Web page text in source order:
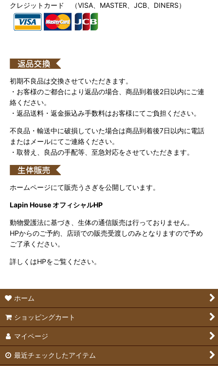
クレジットカード （VISA、MASTER、JCB、DINERS）
初期不良品は交換させていただきます。
・お客様のご都合により返品の場合、商品到着後2日以内にご連
絡ください。
・返品送料・返金振込み手数料はお客様にてご負担ください。
不良品・輸送中に破損していた場合は商品到着後7日以内に電話
またはメールにてご連絡ください。
・取替え、良品の手配等、至急対応をさせていただきます。
ホームページにて販売うさぎを公開しています。
Lapin House オフィシャルHP
動物愛護法に基づき、生体の通信販売は行っておりません。
HPからのご予約、店頭での販売受渡しのみとなりますので予め
ご了承ください。
詳しくはHPをご覧ください。
ホーム
ショッピングカート
マイページ
最近チェックしたアイテム